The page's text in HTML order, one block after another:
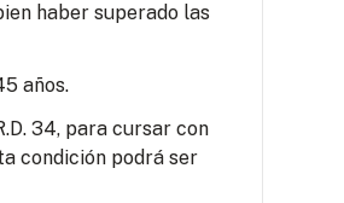
haber superado las
años.
34, para cursar con
condición podrá ser